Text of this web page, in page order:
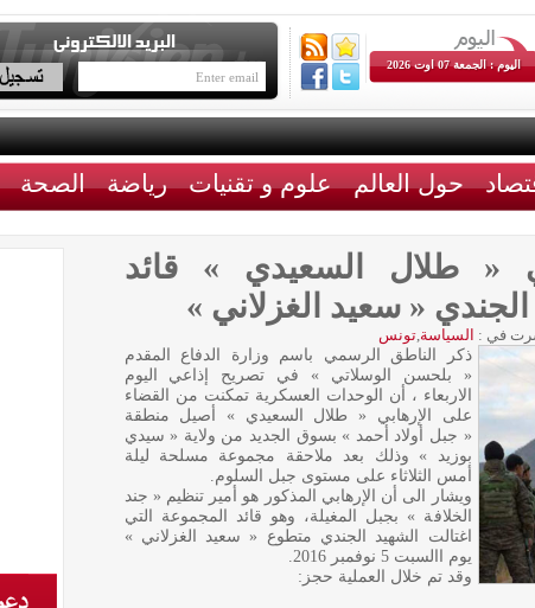
اليوم : الجمعة 07 اوت 2026
حول العالم علوم و تقنيات رياضة الصحة
« طلال السعيدي » قائد
« سعيد الغزلاني »
في : السياسة,تونس
ذكر الناطق الرسمي باسم وزارة الدفاع المقدم
« بلحسن الوسلاتي » في تصريح إذاعي اليوم
الاربعاء ، أن الوحدات العسكرية تمكنت من القضاء
على الإرهابي « طلال السعيدي » أصيل منطقة
« جبل أولاد أحمد » بسوق الجديد من ولاية « سيدي
بوزيد » وذلك بعد ملاحقة مجموعة مسلحة ليلة
أمس الثلاثاء على مستوى جبل السلوم.
ويشار الى أن الإرهابي المذكور هو أمير تنظيم « جند
الخلافة » بجبل المغيلة، وهو قائد المجموعة التي
اغتالت الشهيد الجندي متطوع « سعيد الغزلاني »
يوم االسبت 5 نوفمبر 2016.
وقد تم خلال العملية حجز: